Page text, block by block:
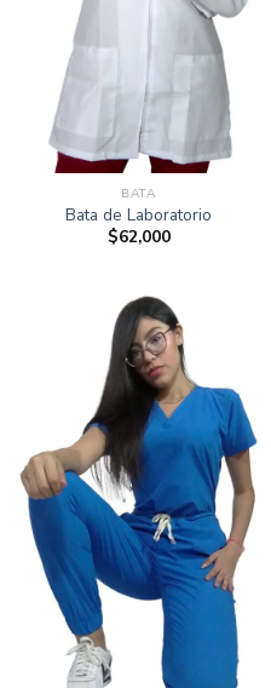
BATA
Bata de Laboratorio
$62,000